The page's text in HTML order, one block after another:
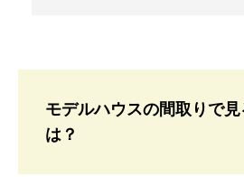
モデルハウスの間取りで
は？